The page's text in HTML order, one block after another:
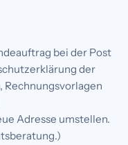
bei der Post
der
Rechnungsvorlagen
Adresse umstellen.